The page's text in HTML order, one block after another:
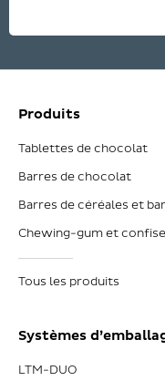
Produits
Tablettes de chocolat
Barres de chocolat
Barres de céréales et
Chewing-gum et
Tous les produits
Systèmes
LTM-DUO